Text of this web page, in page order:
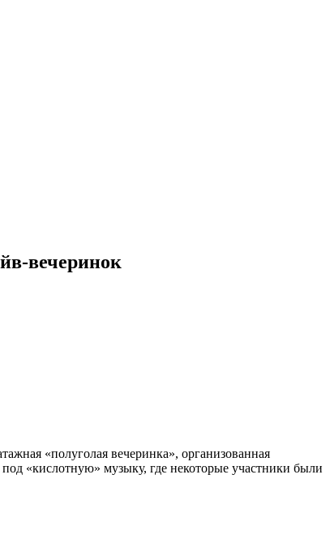
вечеринок
«полуголая вечеринка», организованная
«кислотную» музыку, где некоторые участники были